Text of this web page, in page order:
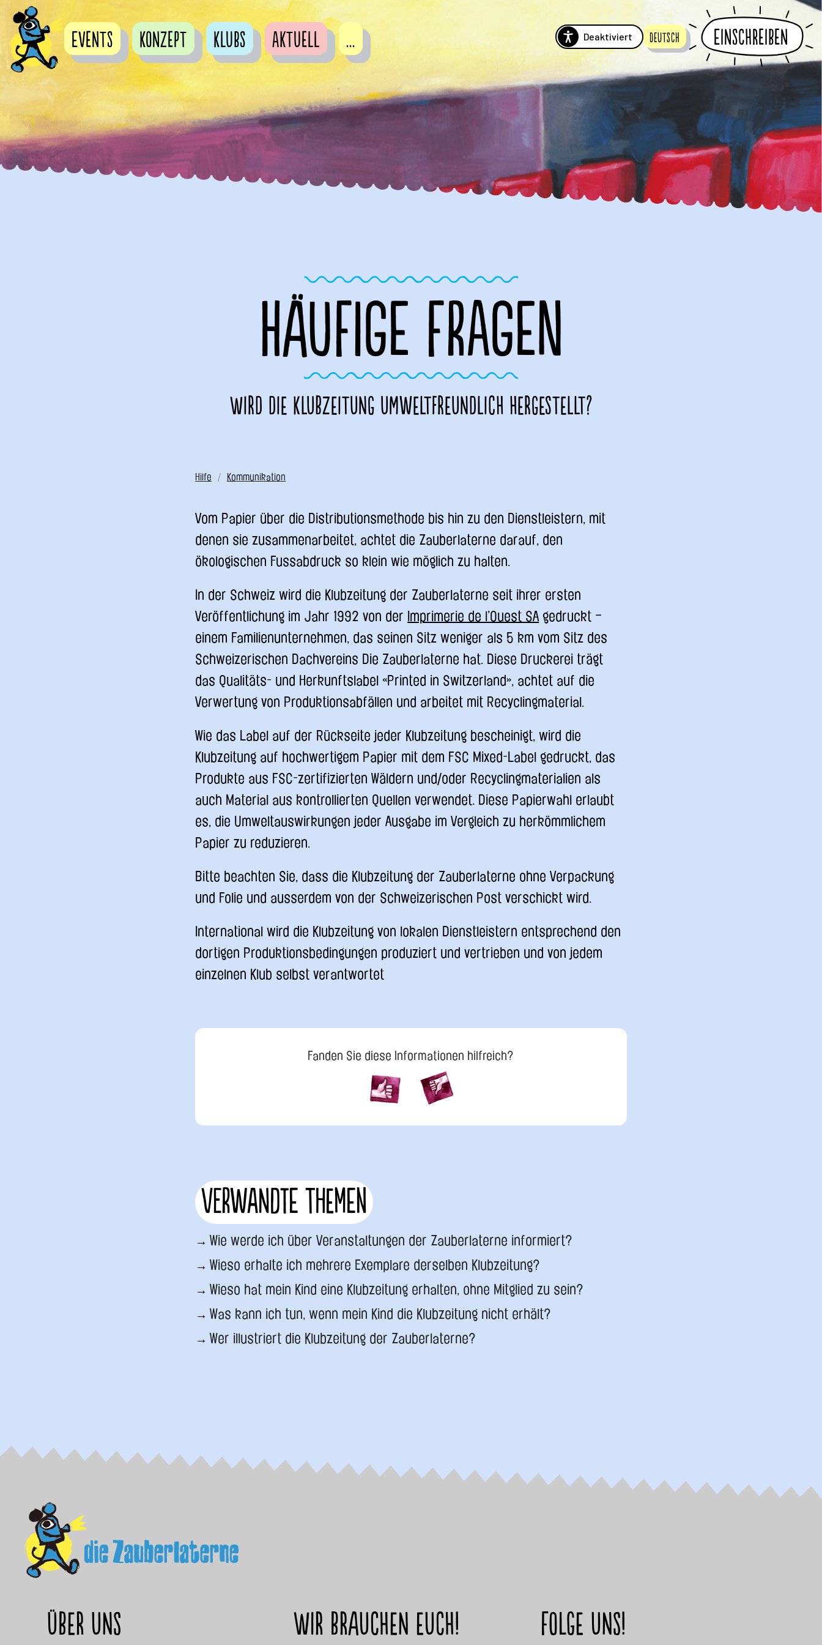
Deaktiviert Deutsch Einschreiben
Events Konzept Klubs Aktuell ...
HÄUFIGE FRAGEN
Wird die Klubzeitung umweltfreundlich hergestellt?
Hilfe Kommunikation
Vom Papier über die Distributionsmethode bis hin zu den Dienstleistern, mit
denen sie zusammenarbeitet, achtet die Zauberlaterne darauf, den
ökologischen Fussabdruck so klein wie möglich zu halten.
In der Schweiz wird die Klubzeitung der Zauberlaterne seit ihrer ersten
Veröffentlichung im Jahr 1992 von der Imprimerie de l’Ouest SA gedruckt –
einem Familienunternehmen, das seinen Sitz weniger als 5 km vom Sitz des
Schweizerischen Dachvereins Die Zauberlaterne hat. Diese Druckerei trägt
das Qualitäts- und Herkunftslabel «Printed in Switzerland», achtet auf die
Verwertung von Produktionsabfällen und arbeitet mit Recyclingmaterial.
Wie das Label auf der Rückseite jeder Klubzeitung bescheinigt, wird die
Klubzeitung auf hochwertigem Papier mit dem FSC Mixed-Label gedruckt, das
Produkte aus FSC-zertifizierten Wäldern und/oder Recyclingmaterialien als
auch Material aus kontrollierten Quellen verwendet. Diese Papierwahl erlaubt
es, die Umweltauswirkungen jeder Ausgabe im Vergleich zu herkömmlichem
Papier zu reduzieren.
Bitte beachten Sie, dass die Klubzeitung der Zauberlaterne ohne Verpackung
und Folie und ausserdem von der Schweizerischen Post verschickt wird.
International wird die Klubzeitung von lokalen Dienstleistern entsprechend den
dortigen Produktionsbedingungen produziert und vertrieben und von jedem
einzelnen Klub selbst verantwortet
Fanden Sie diese Informationen hilfreich?
Verwandte Themen
Wie werde ich über Veranstaltungen der Zauberlaterne informiert?
Wieso erhalte ich mehrere Exemplare derselben Klubzeitung?
Wieso hat mein Kind eine Klubzeitung erhalten, ohne Mitglied zu sein?
Was kann ich tun, wenn mein Kind die Klubzeitung nicht erhält?
Wer illustriert die Klubzeitung der Zauberlaterne?
Über uns Wir brauchen euch! Folge uns!